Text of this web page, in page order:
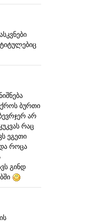
ბურთი
არ
რაც
ეგეთი
როცა
გინდ